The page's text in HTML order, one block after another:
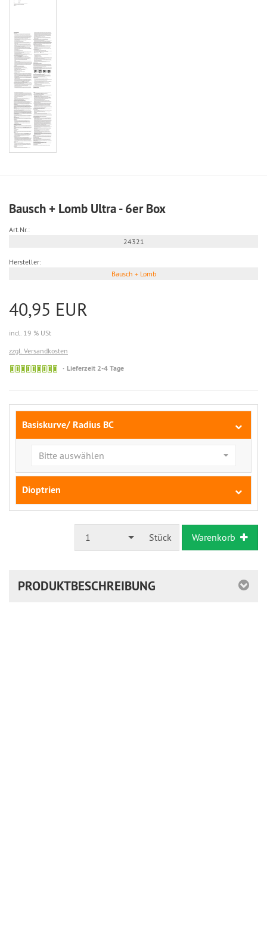
Bausch + Lomb Ultra - 6er Box
Art.Nr.:
24321
Hersteller:
Bausch + Lomb
40,95 EUR
incl. 19 % USt
zzgl. Versandkosten
Kurzfristig
Lieferzeit 2-4 Tage
Basiskurve/ Radius BC
Bitte auswählen
Dioptrien
1 Stück Warenkorb
PRODUKTBESCHREIBUNG